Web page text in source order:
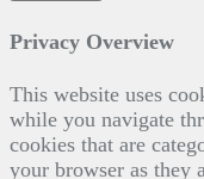
Privacy Overview
This website uses
while you navigate
cookies that are
your browser as they